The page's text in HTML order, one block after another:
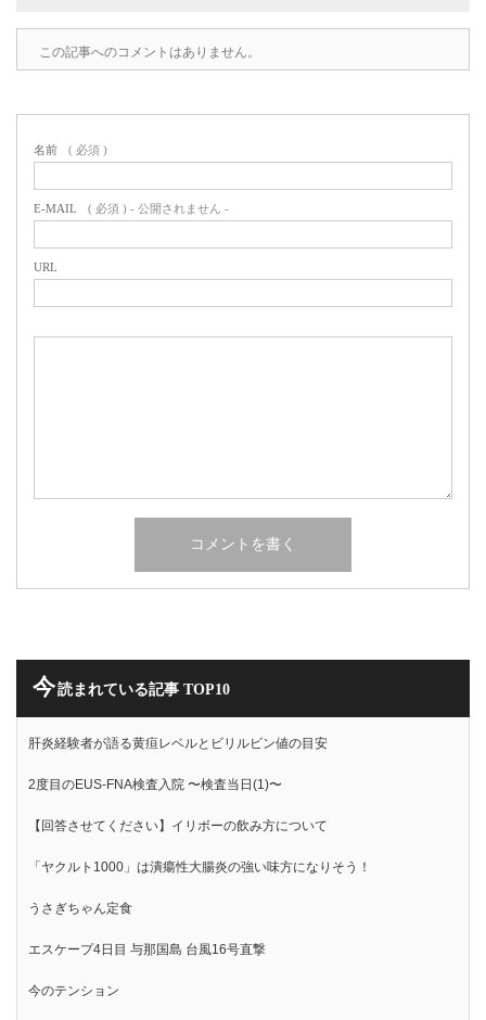
この記事へのコメントはありません。
名前 ( 必須 )
E-MAIL ( 必須 ) - 公開されません -
URL
今読まれている記事 TOP10
肝炎経験者が語る黄疸レベルとビリルビン値の目安
2度目のEUS-FNA検査入院 〜検査当日(1)〜
【回答させてください】イリボーの飲み方について
「ヤクルト1000」は潰瘍性大腸炎の強い味方になりそう！
うさぎちゃん定食
エスケープ4日目 与那国島 台風16号直撃
今のテンション